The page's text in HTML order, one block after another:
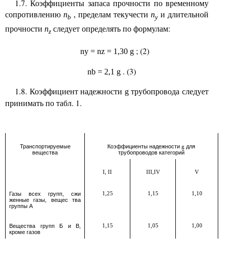
1.7. Коэффициенты запаса прочности по временному
сопротивлению nb , пределам текучести ny и длительной
прочности nz следует определять по формулам:
ny = nz = 1,30 g ; (2)
nb = 2,1 g . (3)
1.8. Коэффициент надежности g трубопровода следует
принимать по табл. 1.
Транспортируемые
вещества
Коэффициенты надежности g для
трубопроводов категорий
I, II III,IV V
Газы всех групп, сжи
женные газы, вещес
тва
группы А
1,25 1,15 1,10
Вещества групп Б и В,
кроме газов
1,15 1,05 1,00